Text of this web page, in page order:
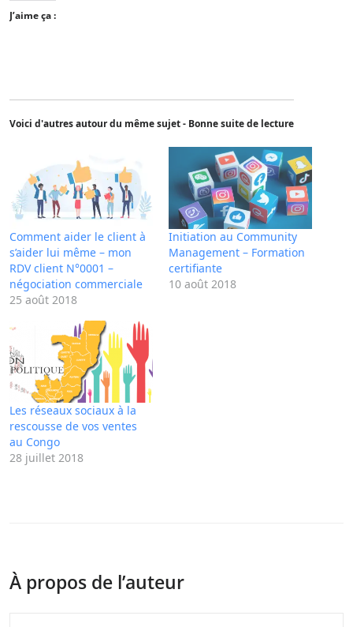
J’aime ça :
Voici d'autres autour du même sujet - Bonne suite de lecture
Comment aider le client à
s’aider lui même – mon
RDV client N°0001 –
négociation commerciale
25 août 2018
Initiation au Community
Management – Formation
certifiante
10 août 2018
Les réseaux sociaux à la
rescousse de vos ventes
au Congo
28 juillet 2018
À propos de l’auteur